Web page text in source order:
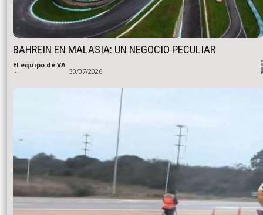
BAHREIN EN MALASIA: UN NEGOCIO PECULIAR
El equipo de VA
- 30/07/2026